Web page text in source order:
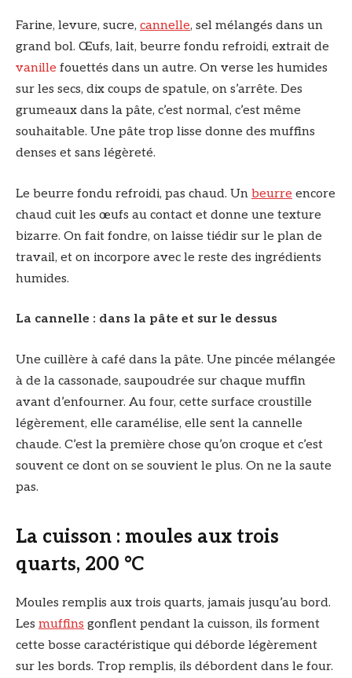
Farine, levure, sucre, cannelle, sel mélangés dans un
grand bol. Œufs, lait, beurre fondu refroidi, extrait de
vanille fouettés dans un autre. On verse les humides
sur les secs, dix coups de spatule, on s’arrête. Des
grumeaux dans la pâte, c’est normal, c’est même
souhaitable. Une pâte trop lisse donne des muffins
denses et sans légèreté.
Le beurre fondu refroidi, pas chaud. Un beurre encore
chaud cuit les œufs au contact et donne une texture
bizarre. On fait fondre, on laisse tiédir sur le plan de
travail, et on incorpore avec le reste des ingrédients
humides.
La cannelle : dans la pâte et sur le dessus
Une cuillère à café dans la pâte. Une pincée mélangée
à de la cassonade, saupoudrée sur chaque muffin
avant d’enfourner. Au four, cette surface croustille
légèrement, elle caramélise, elle sent la cannelle
chaude. C’est la première chose qu’on croque et c’est
souvent ce dont on se souvient le plus. On ne la saute
pas.
La cuisson : moules aux trois
quarts, 200 °C
Moules remplis aux trois quarts, jamais jusqu’au bord.
Les muffins gonflent pendant la cuisson, ils forment
cette bosse caractéristique qui déborde légèrement
sur les bords. Trop remplis, ils débordent dans le four.